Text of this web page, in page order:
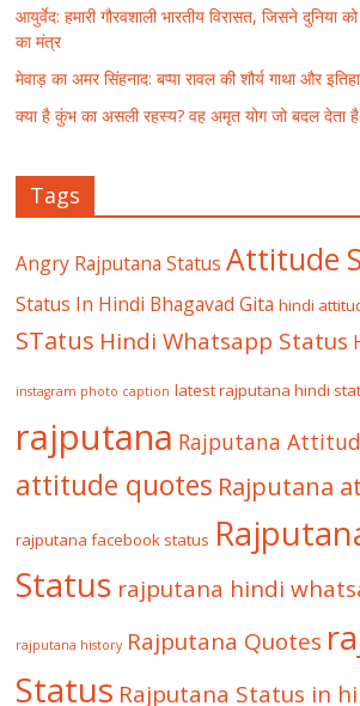
आयुर्वेद: हमारी गौरवशाली भारतीय विरासत, जिसने दुनिया
का मंत्र
मेवाड़ का अमर सिंहनाद: बप्पा रावल की शौर्य गाथा और
क्या है कुंभ का असली रहस्य? वह अमृत योग जो बदल देता है
Tags
Angry Rajputana Status Attitude
Status In Hindi Bhagavad Gita hindi
STatus Hindi Whatsapp Status
instagram photo caption latest rajputana hindi
rajputana Rajputana
attitude quotes Rajputana
rajputana facebook status
Status rajputana hindi
rajputana history Rajputana Quotes
Status Rajputana Status in